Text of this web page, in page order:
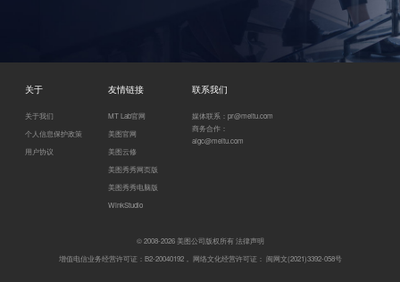
关于
关于我们
个人信息保护政策
用户协议
友情链接
MT Lab官网
美图官网
美图云修
美图秀秀网页版
美图秀秀电脑版
WinkStudio
联系我们
媒体联系： pr@meitu.com
商务合作：
aigc@meitu.com
© 2008-2026 美图公司版权所有法律声明
增值电信业务经营许可证：B2-20040192， 网络文化经营许可证： 闽网文(2021)3392-058号